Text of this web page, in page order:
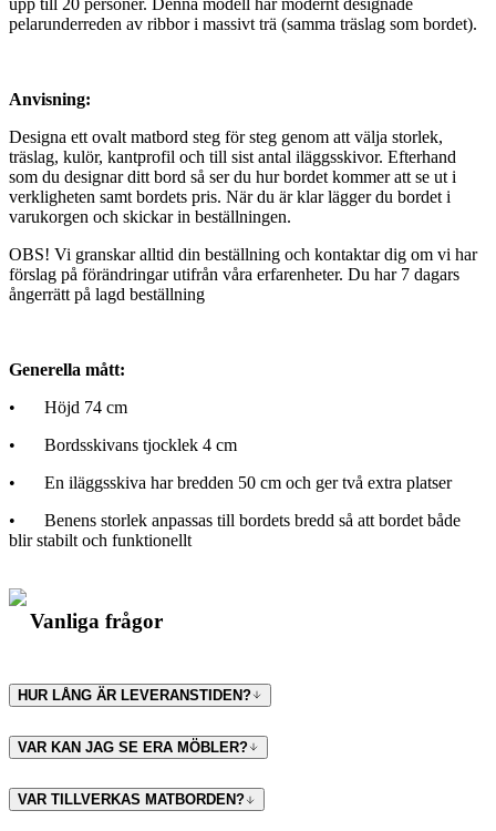
upp till 20 personer. Denna modell har modernt designade
pelarunderreden av ribbor i massivt trä (samma träslag som bordet).
Anvisning:
Designa ett ovalt matbord steg för steg genom att välja storlek,
träslag, kulör, kantprofil och till sist antal iläggsskivor. Efterhand
som du designar ditt bord så ser du hur bordet kommer att se ut i
verkligheten samt bordets pris. När du är klar lägger du bordet i
varukorgen och skickar in beställningen.
OBS! Vi granskar alltid din beställning och kontaktar dig om vi har
förslag på förändringar utifrån våra erfarenheter. Du har 7 dagars
ångerrätt på lagd beställning
Generella mått:
•
Höjd 74 cm
•
Bordsskivans tjocklek 4 cm
•
En iläggsskiva har bredden 50 cm och ger två extra platser
•
Benens storlek anpassas till bordets bredd så att bordet både
blir stabilt och funktionellt
Vanliga frågor
HUR LÅNG ÄR LEVERANSTIDEN?
VAR KAN JAG SE ERA MÖBLER?
VAR TILLVERKAS MATBORDEN?